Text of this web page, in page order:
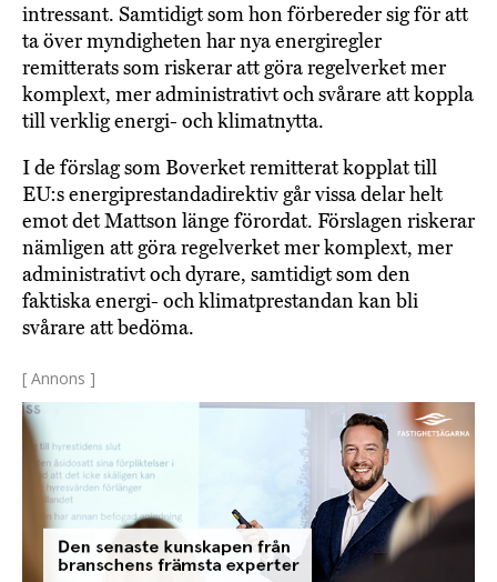
intressant. Samtidigt som hon förbereder sig för att
ta över myndigheten har nya energiregler
remitterats som riskerar att göra regelverket mer
komplext, mer administrativt och svårare att koppla
till verklig energi- och klimatnytta.
I de förslag som Boverket remitterat kopplat till
EU:s energiprestandadirektiv går vissa delar helt
emot det Mattson länge förordat. Förslagen riskerar
nämligen att göra regelverket mer komplext, mer
administrativt och dyrare, samtidigt som den
faktiska energi- och klimatprestandan kan bli
svårare att bedöma.
[ Annons ]